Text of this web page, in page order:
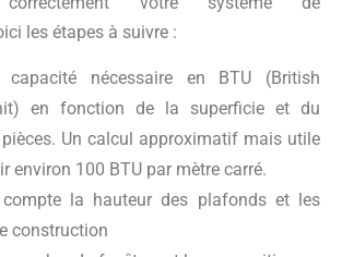
les étapes à suivre :
capacité nécessaire en BTU (British
en fonction de la superficie et du
Un calcul approximatif mais utile
environ 100 BTU par mètre carré.
compte la hauteur des plafonds et les
construction